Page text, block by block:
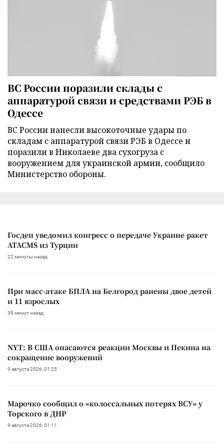
ВС России поразили склады с
аппаратурой связи и средствами РЭБ в
Одессе
ВС России нанесли высокоточные удары по
складам с аппаратурой связи РЭБ в Одессе и
поразили в Николаеве два сухогруза с
вооружением для украинской армии, сообщило
Министерство обороны.
Госдеп уведомил конгресс о передаче Украине ракет
ATACMS из Турции
22 минуты назад
При масс-атаке БПЛА на Белгород ранены двое детей
и 11 взрослых
39 минут назад
NYT: В США опасаются реакции Москвы и Пекина на
сокращение вооружений
9 августа 2026, 01:25
Марочко сообщил о «колоссальных потерях ВСУ» у
Торского в ДНР
9 августа 2026, 01:11